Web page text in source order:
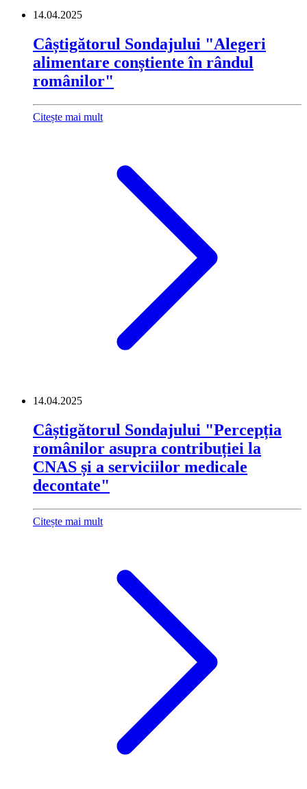
14.04.2025
Câștigătorul Sondajului "Alegeri
alimentare conștiente în rândul
românilor"
Citește mai mult
14.04.2025
Câștigătorul Sondajului "Percepția
românilor asupra contribuției la
CNAS și a serviciilor medicale
decontate"
Citește mai mult